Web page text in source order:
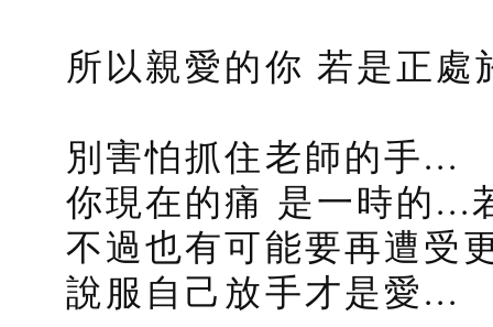
所以親愛的你 若是正處
別害怕抓住老師的手...
你現在的痛 是一時的...
不過也有可能要再遭受
說服自己放手才是愛...